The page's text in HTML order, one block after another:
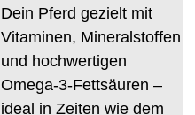
Dein Pferd gezielt mit
Vitaminen, Mineralstoffen
und hochwertigen
Omega-3-Fettsäuren –
ideal in Zeiten wie dem